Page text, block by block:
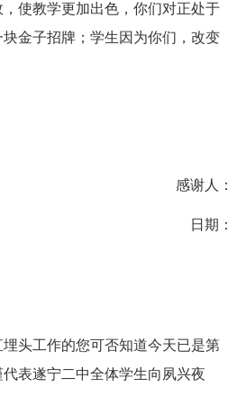
使教学更加出色，你们对正处于
金子招牌；学生因为你们，改变
感谢人：
日期：
头工作的您可否知道今天已是第
表遂宁二中全体学生向夙兴夜